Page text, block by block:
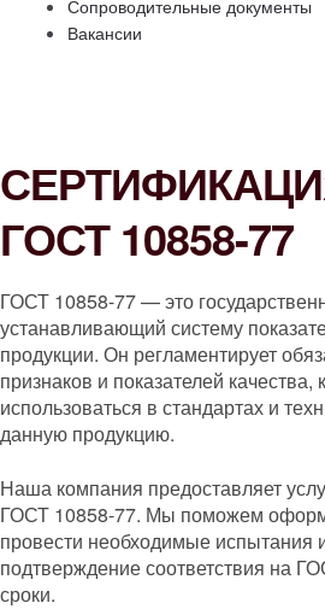
Сопроводительные документы
Вакансии
ГОСТ 10858-77
ГОСТ 10858-77 — это
устанавливающий систему
продукции. Он регламентирует
признаков и показателей
использоваться в стандартах и
данную продукцию.
Наша компания предоставляет
ГОСТ 10858-77. Мы поможем
провести необходимые испытания
подтверждение соответствия на
сроки.